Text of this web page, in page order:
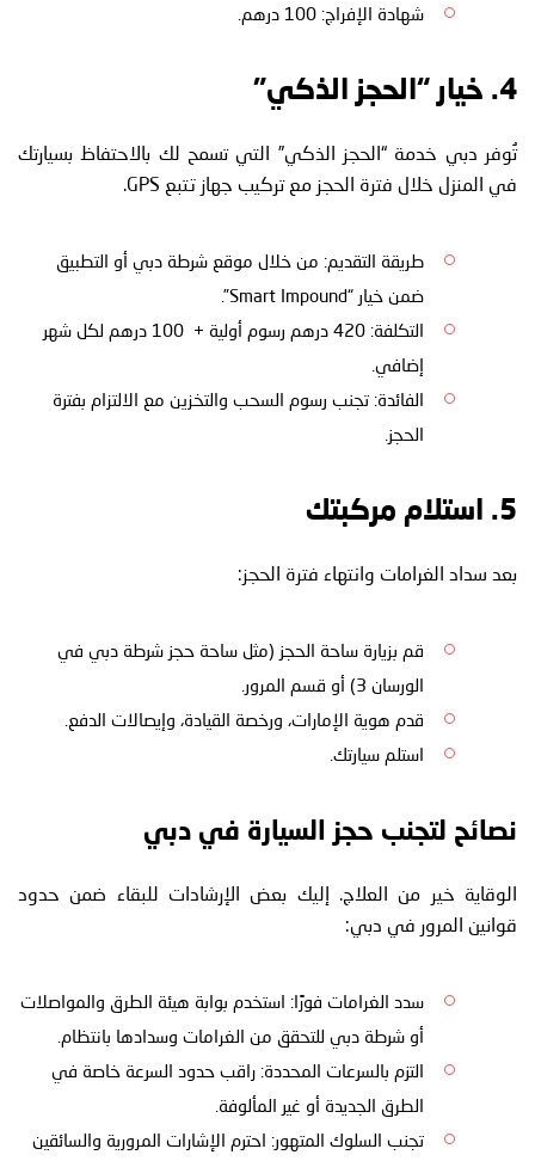
شهادة الإفراج: 100 درهم.
4. خيار “الحجز الذكي”
تُوفر دبي خدمة “الحجز الذكي” التي تسمح لك بالاحتفاظ بسيارتك
في المنزل خلال فترة الحجز مع تركيب جهاز تتبع GPS.
طريقة التقديم: من خلال موقع شرطة دبي أو التطبيق
ضمن خيار “Smart Impound”.
التكلفة: 420 درهم رسوم أولية + 100 درهم لكل شهر
إضافي.
الفائدة: تجنب رسوم السحب والتخزين مع الالتزام بفترة
الحجز.
5. استلام مركبتك
بعد سداد الغرامات وانتهاء فترة الحجز:
قم بزيارة ساحة الحجز (مثل ساحة حجز شرطة دبي في
الورسان 3) أو قسم المرور.
قدم هوية الإمارات، ورخصة القيادة، وإيصالات الدفع.
استلم سيارتك.
نصائح لتجنب حجز السيارة في دبي
الوقاية خير من العلاج. إليك بعض الإرشادات للبقاء ضمن حدود
قوانين المرور في دبي:
سدد الغرامات فورًا: استخدم بوابة هيئة الطرق والمواصلات
أو شرطة دبي للتحقق من الغرامات وسدادها بانتظام.
التزم بالسرعات المحددة: راقب حدود السرعة خاصة في
الطرق الجديدة أو غير المألوفة.
تجنب السلوك المتهور: احترم الإشارات المرورية والسائقين